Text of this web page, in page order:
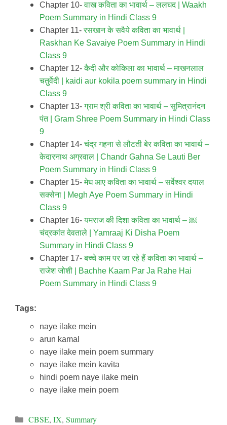
Chapter 10-वाख कविता का भावार्थ – ललघद | Waakh
Poem Summary in Hindi Class 9
Chapter 11-रसखान के सवैये कविता का भावार्थ |
Raskhan Ke Savaiye Poem Summary in Hindi
Class 9
Chapter 12-कैदी और कोकिला का भावार्थ – माखनलाल
चतुर्वेदी |
kaidi aur kokila poem summary in Hindi
Class 9
Chapter 13-ग्राम श्री कविता का भावार्थ – सुमित्रानंदन
पंत | Gram Shree Poem Summary in Hindi Class
9
Chapter 14-चंद्र गहना से लौटती बेर कविता का भावार्थ –
केदारनाथ अग्रवाल | Chandr Gahna Se Lauti Ber
Poem Summary in Hindi Class 9
Chapter 15-मेघ आए कविता का भावार्थ – सर्वेश्वर दयाल
सक्सेना |
Megh Aye Poem Summary in Hindi
Class 9
Chapter 16-यमराज की दिशा कविता का भावार्थ – ￼
चंद्रकांत देवताले | Yamraaj Ki Disha Poem
Summary in Hindi Class 9
Chapter 17-बच्चे काम पर जा रहे हैं कविता का भावार्थ –
राजेश जोशी |
Bachhe Kaam Par Ja Rahe Hai
Poem Summary in Hindi Class 9
Tags:
naye ilake mein
arun kamal
naye ilake mein poem summary
naye ilake mein kavita
hindi poem naye ilake mein
naye ilake mein poem
Categories
CBSE, IX, Summary